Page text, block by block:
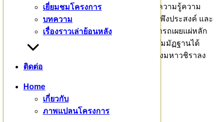
เยี่ยมชมโครงการ
บทความ
เรื่องราวเล่าย้อนหลัง
ติดต่อ
Home
เกี่ยวกับ
ภาพแปลนโครงการ
เพื่อให้สามเณรพัฒนาตนเองได้ตามศักยภาพ มีความรู้ความ
เข้าใจ มีทักษะ สมรรถนะสำคัญ คุณลักษณะอันพึงประสงค์ และ
มีสมรรถนะในการสื่อสารเพื่อความเข้าใจ สามารถเผยแผ่หลัก
ธรรมในคัมภีร์บาลีเถรวาทและหลักปฏิบัติพระกัมมัฏฐานได้
อย่างเป็นสากล ตามเป้าหมายคุณภาพผู้เรียนของมหาวชิราลง
กรณบาลีเถรวาทราชวิทยาลัย ดังนี้
คิดสื่อสาร อารยภาษา อย่างสร้างสรรค์
อารยเกษตร อารยธรรม ล้ำสมัย